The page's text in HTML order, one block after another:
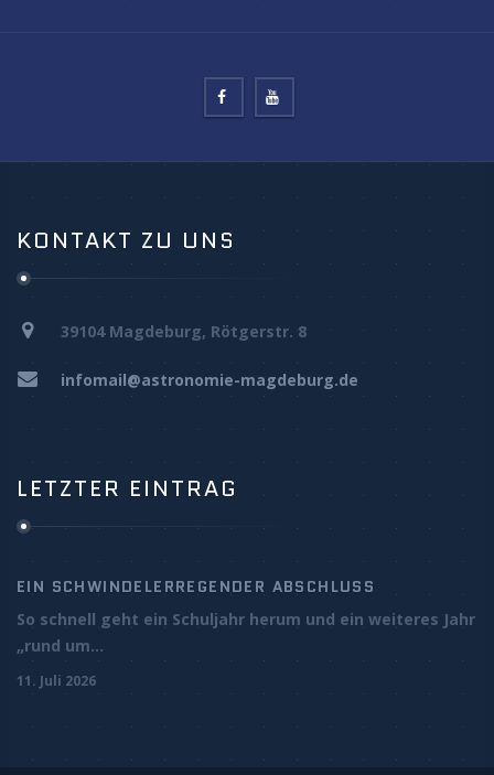
KONTAKT ZU UNS
39104 Magdeburg, Rötgerstr. 8
infomail@astronomie-magdeburg.de
LETZTER EINTRAG
EIN SCHWINDELERREGENDER ABSCHLUSS
So schnell geht ein Schuljahr herum und ein weiteres Jahr
„rund um...
11. Juli 2026